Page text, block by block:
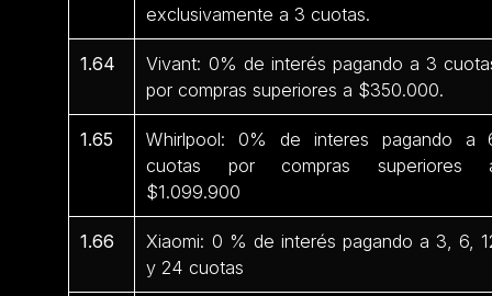
exclusivamente a 3 cuotas.
1.64
Vivant: 0% de interés pagando a 3
por compras superiores a $350.000.
1.65
Whirlpool: 0% de interes pagando a
cuotas por compras superiores
$1.099.900
1.66
Xiaomi: 0 % de interés pagando a 3, 6,
y 24 cuotas